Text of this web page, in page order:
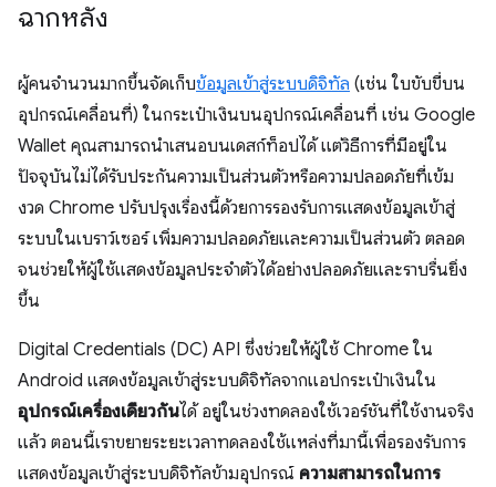
ฉากหลัง
ผู้คนจำนวนมากขึ้นจัดเก็บข้อมูลเข้าสู่ระบบดิจิทัล (เช่น ใบขับขี่บน
อุปกรณ์เคลื่อนที่) ในกระเป๋าเงินบนอุปกรณ์เคลื่อนที่ เช่น Google
Wallet คุณสามารถนำเสนอบนเดสก์ท็อปได้ แต่วิธีการที่มีอยู่ใน
ปัจจุบันไม่ได้รับประกันความเป็นส่วนตัวหรือความปลอดภัยที่เข้ม
งวด Chrome ปรับปรุงเรื่องนี้ด้วยการรองรับการแสดงข้อมูลเข้าสู่
ระบบในเบราว์เซอร์ เพิ่มความปลอดภัยและความเป็นส่วนตัว ตลอด
จนช่วยให้ผู้ใช้แสดงข้อมูลประจำตัวได้อย่างปลอดภัยและราบรื่นยิ่ง
ขึ้น
Digital Credentials (DC) API ซึ่งช่วยให้ผู้ใช้ Chrome ใน
Android แสดงข้อมูลเข้าสู่ระบบดิจิทัลจากแอปกระเป๋าเงินใน
อุปกรณ์เครื่องเดียวกันได้ อยู่ในช่วงทดลองใช้เวอร์ชันที่ใช้งานจริง
แล้ว ตอนนี้เราขยายระยะเวลาทดลองใช้แหล่งที่มานี้เพื่อรองรับการ
แสดงข้อมูลเข้าสู่ระบบดิจิทัลข้ามอุปกรณ์ ความสามารถในการ